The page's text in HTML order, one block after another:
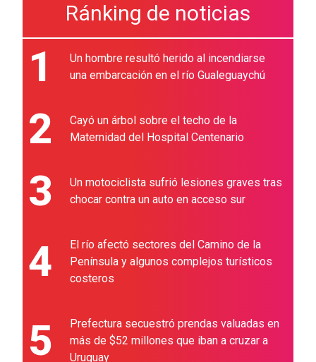
Ránking de noticias
1
Un hombre resultó herido al incendiarse
una embarcación en el río Gualeguaychú
2
Cayó un árbol sobre el techo de la
Maternidad del Hospital Centenario
3
Un motociclista sufrió lesiones graves tras
chocar contra un auto en acceso sur
4
El río afectó sectores del Camino de la
Península y algunos complejos turísticos
costeros
5
Prefectura secuestró prendas valuadas en
más de $52 millones que iban a cruzar a
Uruguay